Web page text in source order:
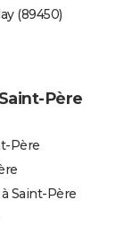
(89450)
Père
Père
Saint-Père